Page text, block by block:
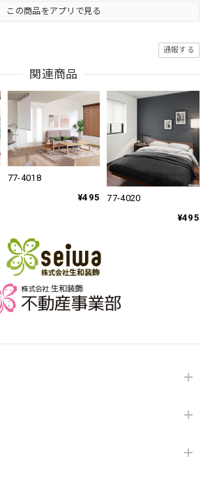
この商品をアプリで見る
通報する
関連商品
77-4018
¥495
77-4020
¥495